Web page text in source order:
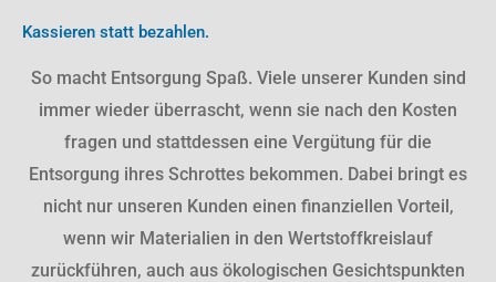
Kassieren statt bezahlen.
So macht Entsorgung Spaß. Viele unserer Kunden sind
immer wieder überrascht, wenn sie nach den Kosten
fragen und stattdessen eine Vergütung für die
Entsorgung ihres Schrottes bekommen. Dabei bringt es
nicht nur unseren Kunden einen finanziellen Vorteil,
wenn wir Materialien in den Wertstoffkreislauf
zurückführen, auch aus ökologischen Gesichtspunkten